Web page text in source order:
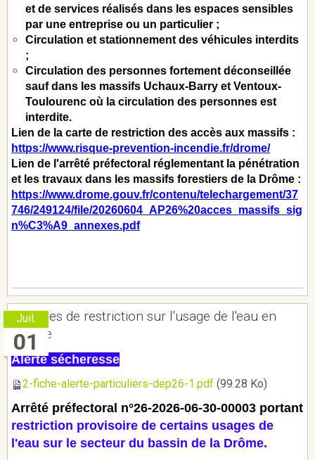
et de services réalisés dans les espaces sensibles
par une entreprise ou un particulier ;
Circulation et stationnement des véhicules interdits
;
Circulation des personnes fortement déconseillée
sauf dans les massifs Uchaux-Barry et Ventoux-
Toulourenc où la circulation des personnes est
interdite.
Lien de la carte de restriction des accès aux massifs :
https://www.risque-prevention-incendie.fr/drome/
Lien de l'arrêté préfectoral réglementant la pénétration
et les travaux dans les massifs forestiers de la Drôme :
https://www.drome.gouv.fr/contenu/telechargement/37
746/249124/file/20260604_AP26%20acces_massifs_sig
n%C3%A9_annexes.pdf
01
Juil.
Mesures de restriction sur l'usage de l'eau en
Drôme
Alerte sécheresse
2-fiche-alerte-particuliers-dep26-1.pdf (99.28 Ko)
Arrêté préfectoral n°26-2026-06-30-00003 portant
restriction provisoire de certains usages de
l'eau sur le secteur du bassin de la Drôme.